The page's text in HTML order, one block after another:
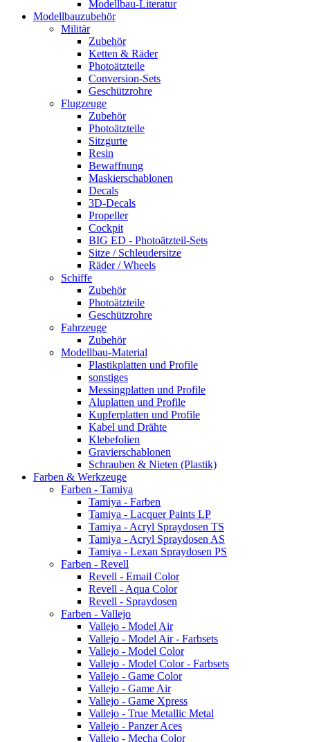
Modellbau-Literatur
Modellbauzubehör
Militär
Zubehör
Ketten & Räder
Photoätzteile
Conversion-Sets
Geschützrohre
Flugzeuge
Zubehör
Photoätzteile
Sitzgurte
Resin
Bewaffnung
Maskierschablonen
Decals
3D-Decals
Propeller
Cockpit
BIG ED - Photoätzteil-Sets
Sitze / Schleudersitze
Räder / Wheels
Schiffe
Zubehör
Photoätzteile
Geschützrohre
Fahrzeuge
Zubehör
Modellbau-Material
Plastikplatten und Profile
sonstiges
Messingplatten und Profile
Aluplatten und Profile
Kupferplatten und Profile
Kabel und Drähte
Klebefolien
Gravierschablonen
Schrauben & Nieten (Plastik)
Farben & Werkzeuge
Farben - Tamiya
Tamiya - Farben
Tamiya - Lacquer Paints LP
Tamiya - Acryl Spraydosen TS
Tamiya - Acryl Spraydosen AS
Tamiya - Lexan Spraydosen PS
Farben - Revell
Revell - Email Color
Revell - Aqua Color
Revell - Spraydosen
Farben - Vallejo
Vallejo - Model Air
Vallejo - Model Air - Farbsets
Vallejo - Model Color
Vallejo - Model Color - Farbsets
Vallejo - Game Color
Vallejo - Game Air
Vallejo - Game Xpress
Vallejo - True Metallic Metal
Vallejo - Panzer Aces
Vallejo - Mecha Color